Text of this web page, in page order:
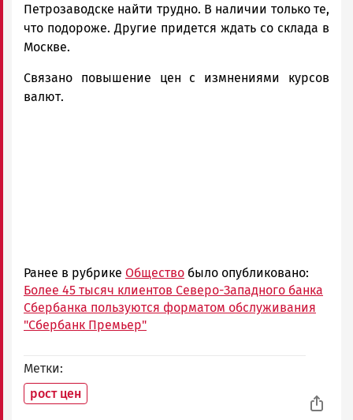
Петрозаводске найти трудно. В наличии только те,
что подороже. Другие придется ждать со склада в
Москве.
Связано повышение цен с измнениями курсов
валют.
Ранее в рубрике Общество было опубликовано:
Более 45 тысяч клиентов Северо-Западного банка
Сбербанка пользуются форматом обслуживания
"Сбербанк Премьер"
Метки
рост цен